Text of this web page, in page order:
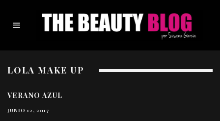
LOLA MAKE UP
VERANO AZUL
JUNIO 12, 2017